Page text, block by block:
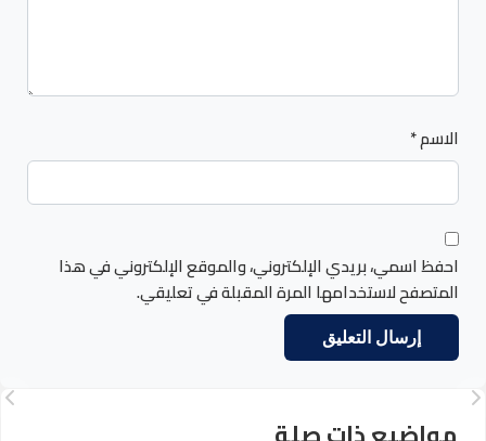
الاسم*
احفظ اسمي، بريدي الإلكتروني، والموقع الإلكتروني في هذا
المتصفح لاستخدامها المرة المقبلة في تعليقي.